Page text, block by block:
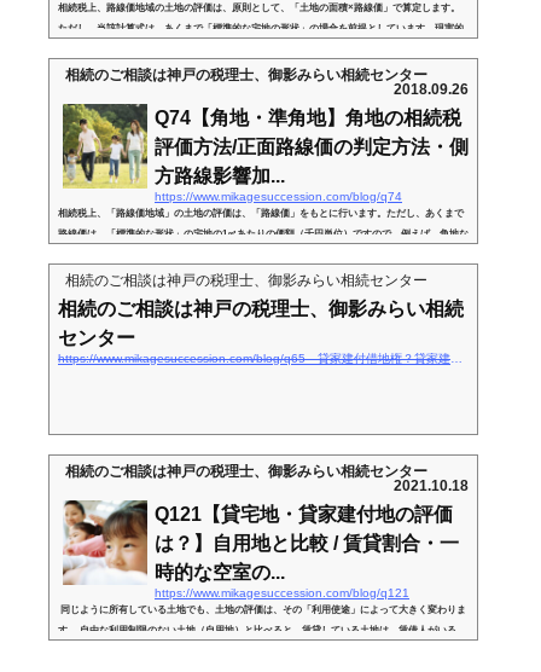
相続税上、路線価地域の土地の評価は、原則として、「土地の面積×路線価」で算定します。
ただし、当該計算式は、あくまで「標準的な宅地の形状」の場合を前提としています。現実的
す。こういった土地は、通常の整形地よりも土地の利用価値が下がるため、各種の「補正率」
を用いて、土地の評価額を減額・増額します。 今回は、相続税上の土地評価する際に利用する
「補正率」のうち、「奥行価格補正率」「奥行長大補正率」「間口狭小補正率」...
相続のご相談は神戸の税理士、御影みらい相続センター
2018.09.26
Q74【角地・準角地】角地の相続税
評価方法/正面路線価の判定方法・側
方路線影響加...
https://www.mikagesuccession.com/blog/q74
相続税上、「路線価地域」の土地の評価は、「路線価」をもとに行います。ただし、あくまで
路線価は、「標準的な形状」の宅地の1㎡あたりの価額（千円単位）ですので、例えば、角地な
かる相続税上の評価については、「一定の評価額の加算」計算を行います。 ただし、角地は、
は、角地の評価方法につき解説します。 １． 角地の種類（１） 角地...
相続のご相談は神戸の税理士、御影みらい相続センター
相続のご相談は神戸の税理士、御影みらい相続
センター
相続のご相談は神戸の税理士、御影みらい相続センター
2021.10.18
Q121【貸宅地・貸家建付地の評価
は？】自用地と比較 / 賃貸割合・一
時的な空室の...
https://www.mikagesuccession.com/blog/q121
同じように所有している土地でも、土地の評価は、その「利用使途」によって大きく変わりま
す。 自由な利用制限のない土地（自用地）と比べると、賃貸している土地は、賃借人がいる